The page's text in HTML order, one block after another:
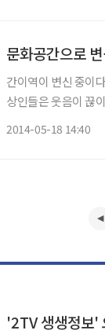
문화공간으로
간이역이 변신 중이다. 충북 영동의 간이역인 황간역은 주말 여행객들로 북적거리고,
상인들은 웃음이 끊이질 않는다. 지난해 역사(驛舍)가 문화
2014-05-18 14:40